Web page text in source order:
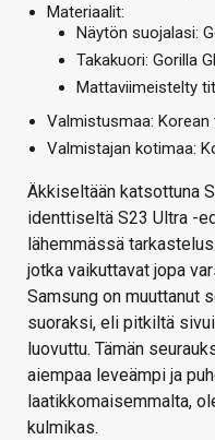
Materiaalit:
Näytön suojalasi:
Takakuori: Gorilla
Mattaviimeistelty
Valmistusmaa: Korean
Valmistajan kotimaa:
Äkkiseltään katsottuna
identtiseltä S23 Ultra -
lähemmässä
jotka vaikuttavat jopa
Samsung on muuttanut
suoraksi, eli pitkiltä
luovuttu. Tämän
aiempaa leveämpi ja
laatikkomaisemmalta,
kulmikas.